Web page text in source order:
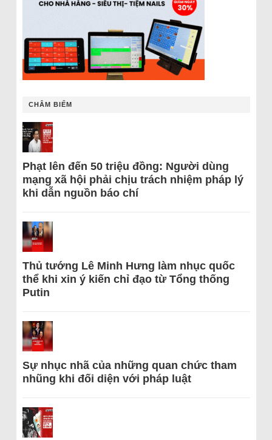
CHÂM BIẾM
Phạt lên đến 50 triệu đồng: Người dùng
mạng xã hội phải chịu trách nhiệm pháp lý
khi dẫn nguồn báo chí
Thủ tướng Lê Minh Hưng làm nhục quốc
thể khi xin ý kiến chỉ đạo từ Tổng thống
Putin
Sự nhục nhã của những quan chức tham
nhũng khi đối diện với pháp luật